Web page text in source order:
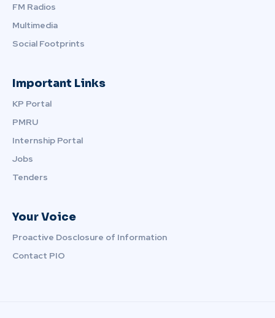
FM Radios
Multimedia
Social Footprints
Important Links
KP Portal
PMRU
Internship Portal
Jobs
Tenders
Your Voice
Proactive Dosclosure of Information
Contact PIO